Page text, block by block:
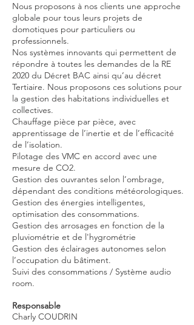
Nous proposons à nos clients une approche
globale pour tous leurs projets de
domotiques pour particuliers ou
professionnels.
Nos systèmes innovants qui permettent de
répondre à toutes les demandes de la RE
2020 du Décret BAC ainsi qu’au décret
Tertiaire. Nous proposons ces solutions pour
la gestion des habitations individuelles et
collectives.
Chauffage pièce par pièce, avec
apprentissage de l’inertie et de l’efficacité
de l’isolation.
Pilotage des VMC en accord avec une
mesure de CO2.
Gestion des ouvrantes selon l’ombrage,
dépendant des conditions météorologiques.
Gestion des énergies intelligentes,
optimisation des consommations.
Gestion des arrosages en fonction de la
pluviométrie et de l'hygrométrie
Gestion des éclairages autonomes selon
l’occupation du bâtiment.
Suivi des consommations / Système audio
room.
Responsable
Charly COUDRIN